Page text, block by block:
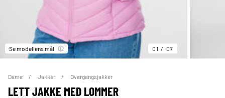
Se modellens mål 01 07
Dame Jakker Overgangsjakker
LETT JAKKE MED LOMMER